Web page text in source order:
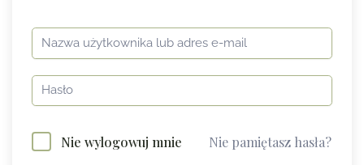
Nie wylogowuj mnie Nie pamiętasz hasła?